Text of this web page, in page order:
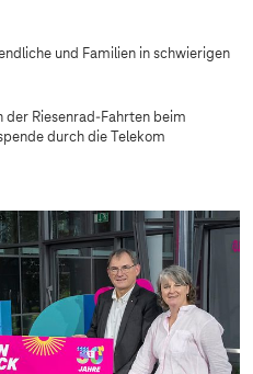
und Familien in schwierigen
der Riesenrad-Fahrten beim
durch die Telekom